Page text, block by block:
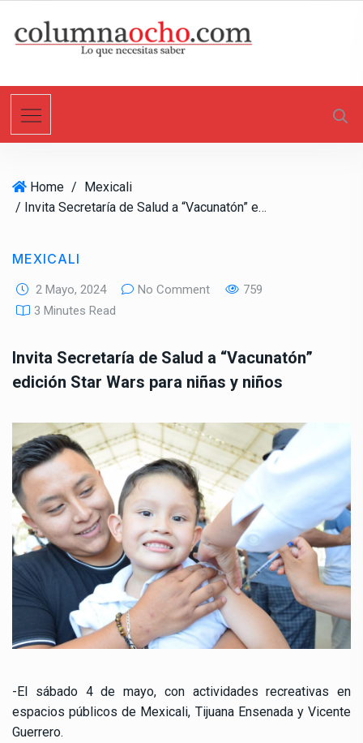
t
Home / Mexicali
/ Invita Secretaría de Salud a “Vacunatón” edición Star Wars para niñas y niños
MEXICALI
2 Mayo, 2024 No Comment
759
3 Minutes Read
Invita Secretaría de Salud a “Vacunatón”
edición Star Wars para niñas y niños
-El sábado 4 de mayo, con actividades recreativas en
espacios públicos de Mexicali, Tijuana Ensenada y Vicente
Guerrero.